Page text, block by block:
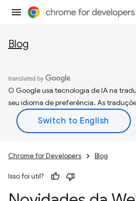
Blog
O Google usa tecnologia de IA na
seu idioma de preferência. As
Chrome for Developers Blog
Isso foi útil?